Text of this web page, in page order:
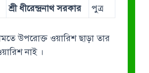
শ্রী ধীরেন্দ্রনাথ সরকার পুত্র
উপরোক্ত ওয়ারিশ ছাড়া তার
নাই ।